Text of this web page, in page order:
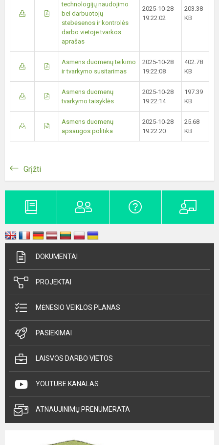
technologijų naudojimo
bei darbuotojų
stebėsenos ir kontrolės
darbo vietoje tvarkos
aprašas
2025-10-28
19:22:02
203.38
KB
Asmens duomenų teikimo
ir tvarkymo susitarimas
2025-10-28
19:22:08
402.78
KB
Asmens duomenų
tvarkymo taisyklės
2025-10-28
19:22:14
197.39
KB
Asmens duomenų
apsaugos politika
2025-10-28
19:22:20
25.68
KB
Grįžti
DOKUMENTAI
PROJEKTAI
MĖNESIO VEIKLOS PLANAS
PASIEKIMAI
LAISVOS DARBO VIETOS
YOUTUBE KANALAS
ATNAUJINIMŲ PRENUMERATA